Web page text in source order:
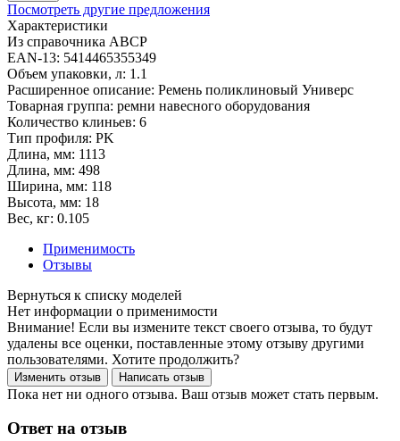
Посмотреть другие предложения
Характеристики
Из справочника ABCP
EAN-13: 5414465355349
Объем упаковки, л: 1.1
Расширенное описание: Ремень поликлиновый Универс
Товарная группа: ремни навесного оборудования
Количество клиньев: 6
Тип профиля: PK
Длина, мм: 1113
Длина, мм: 498
Ширина, мм: 118
Высота, мм: 18
Вес, кг: 0.105
Применимость
Отзывы
Нет информации о применимости
Внимание! Если вы измените текст своего отзыва, то будут
удалены все оценки, поставленные этому отзыву другими
пользователями. Хотите продолжить?
Пока нет ни одного отзыва. Ваш отзыв может стать первым.
Ответ на отзыв